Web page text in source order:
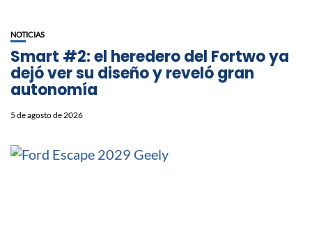
NOTICIAS
Smart #2: el heredero del Fortwo ya
dejó ver su diseño y reveló gran
autonomía
5 de agosto de 2026